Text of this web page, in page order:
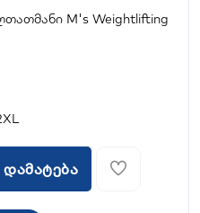
M's Weightlifting